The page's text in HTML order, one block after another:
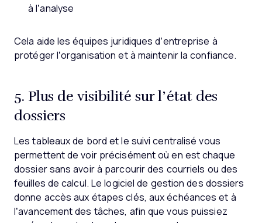
à l’analyse
Cela aide les équipes juridiques d’entreprise à
protéger l’organisation et à maintenir la confiance.
5. Plus de visibilité sur l’état des
dossiers
Les tableaux de bord et le suivi centralisé vous
permettent de voir précisément où en est chaque
dossier sans avoir à parcourir des courriels ou des
feuilles de calcul. Le logiciel de gestion des dossiers
donne accès aux étapes clés, aux échéances et à
l’avancement des tâches, afin que vous puissiez